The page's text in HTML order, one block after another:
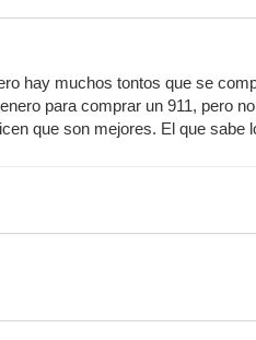
hay muchos tontos que se
para comprar un 911, pero
que son mejores. El que sabe